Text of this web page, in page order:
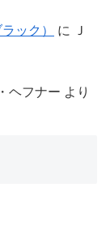
ック） に
Ｊ
ヘフナー より